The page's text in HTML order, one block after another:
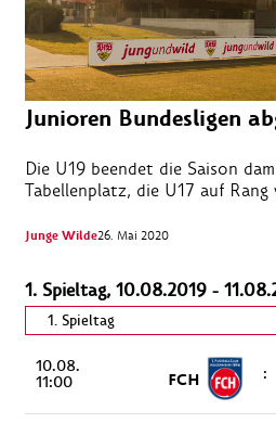
Junioren Bundesligen
Die U19 beendet die Saison
Tabellenplatz, die U17 auf Rang
Junge Wilde26. Mai 2020
1. Spieltag, 10.08.2019 -
10.08.2019 - 11.08.2019
10.08.
11:00 FCH :